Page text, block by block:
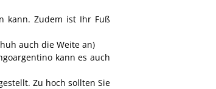
kann. Zudem ist Ihr Fuß
auch die Weite an)
kann es auch
Zu hoch sollten Sie